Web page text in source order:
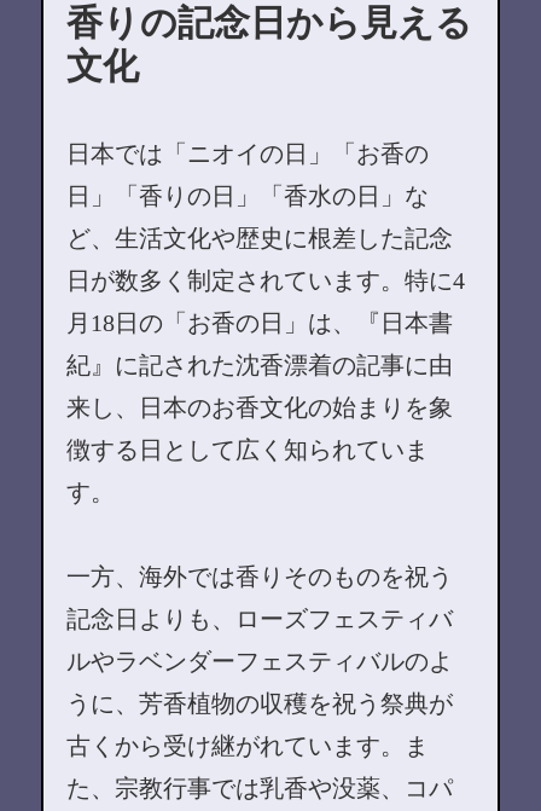
香りの記念日から見える
文化
日本では「ニオイの日」「お香の
日」「香りの日」「香水の日」な
ど、生活文化や歴史に根差した記念
日が数多く制定されています。特に4
月18日の「お香の日」は、『日本書
紀』に記された沈香漂着の記事に由
来し、日本のお香文化の始まりを象
徴する日として広く知られていま
す。
一方、海外では香りそのものを祝う
記念日よりも、ローズフェスティバ
ルやラベンダーフェスティバルのよ
うに、芳香植物の収穫を祝う祭典が
古くから受け継がれています。ま
た、宗教行事では乳香や没薬、コパ